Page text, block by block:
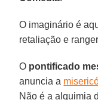
O imaginário é
retaliação e
O pontificado
anuncia a
Não é a alquimia